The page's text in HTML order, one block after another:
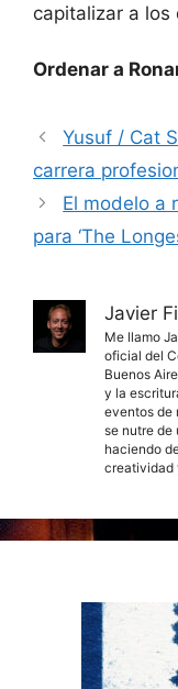
capitalizar a los
Ordenar a
Yusuf / Cat
carrera
El modelo a
para ‘The
Javier
Me llamo
oficial del
Buenos
y la
eventos de
se nutre de
haciendo
creatividad